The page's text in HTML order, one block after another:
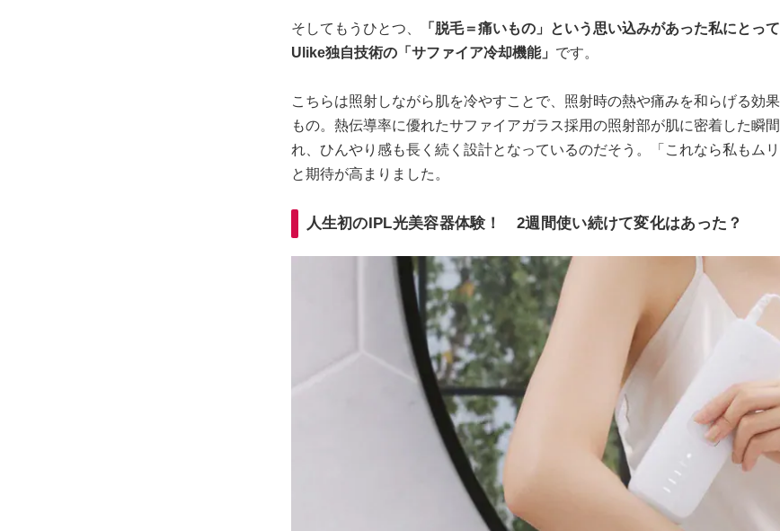
そしてもうひとつ、
「脱毛＝痛いもの」という思い込みがあった私にとっ
Ulike独自技術の「サファイア冷却機能」 です。
こちらは照射しながら肌を冷やすことで、照射時の熱や痛みを和らげる効
もの。熱伝導率に優れたサファイアガラス採用の照射部が肌に密着した瞬
れ、ひんやり感も長く続く設計となっているのだそう。「これなら私もムリ
と期待が高まりました。
人生初のIPL光美容器体験！ 2週間使い続けて変化はあった？